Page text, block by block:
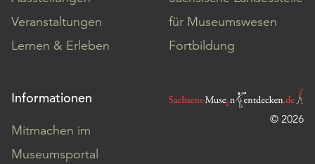
Veranstaltungen
Lernen & Erleben
für Museumswesen
Fortbildung
Informationen
Mitmachen im
Museumsportal
© 2026